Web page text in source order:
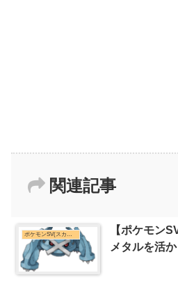
関連記事
ポケモンSV(スカーレット・バイオレット)まとめ
【ポケモン
メタルを活